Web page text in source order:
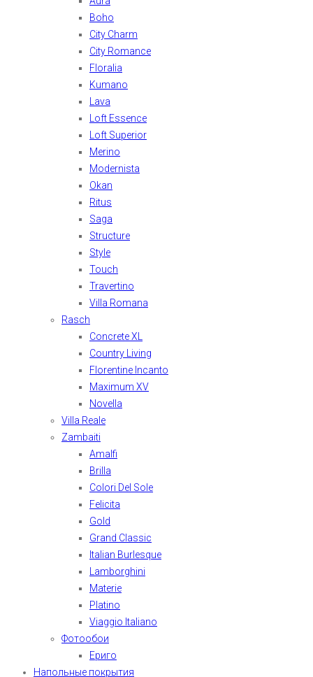
Boho
City Charm
City Romance
Floralia
Kumano
Lava
Loft Essence
Loft Superior
Merino
Modernista
Okan
Ritus
Saga
Structure
Style
Touch
Travertino
Villa Romana
Rasch
Concrete XL
Country Living
Florentine Incanto
Maximum XV
Novella
Villa Reale
Zambaiti
Amalfi
Brilla
Colori Del Sole
Felicita
Gold
Grand Classic
Italian Burlesque
Lamborghini
Materie
Platino
Viaggio Italiano
Фотообои
Ериго
Напольные покрытия